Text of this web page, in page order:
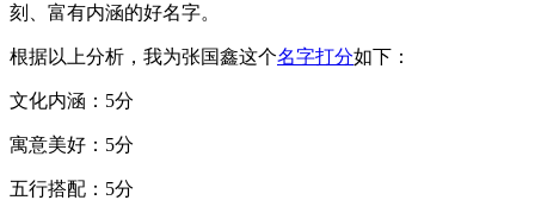
刻、富有内涵的好名字。
根据以上分析，我为张国鑫这个名字打分如下：
文化内涵：5分
寓意美好：5分
五行搭配：5分